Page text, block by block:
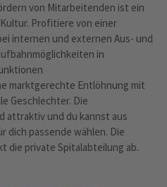
von Mitarbeitenden ist ein
Profitiere von einer
internen und externen Aus- und
in
marktgerechte Entlöhnung mit
Geschlechter. Die
attraktiv und du kannst aus
dich passende wählen. Die
die private Spitalabteilung ab.